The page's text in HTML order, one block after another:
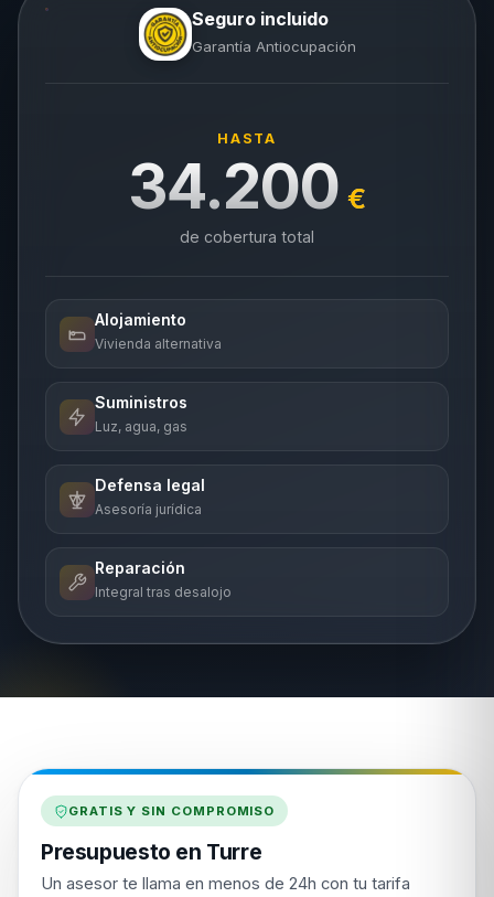
Seguro incluido
Garantía Antiocupación
HASTA
34.200 €
de cobertura total
Alojamiento
Vivienda alternativa
Suministros
Luz, agua, gas
Defensa legal
Asesoría jurídica
Reparación
Integral tras desalojo
GRATIS Y SIN COMPROMISO
Presupuesto en Turre
Un asesor te llama en menos de 24h con tu tarifa